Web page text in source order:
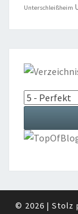
Unterschleißheim
© 2026 | Stolz